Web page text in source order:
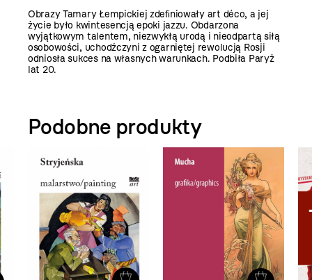
Obrazy Tamary Łempickiej zdeﬁniowały art déco, a jej
życie było kwintesencją epoki jazzu. Obdarzona
wyjątkowym talentem, niezwykłą urodą i nieodpartą siłą
osobowości, uchodźczyni z ogarniętej rewolucją Rosji
odniosła sukces na własnych warunkach. Podbiła Paryż
lat 20.
Podobne produkty